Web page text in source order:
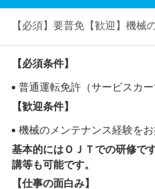
【必須】要普免【歓迎】機械
【必須条件】
普通運転免許（サービスカ
【歓迎条件】
機械のメンテナンス経験を
基本的にはＯＪＴでの研修で
講等も可能です。
【仕事の面白み】